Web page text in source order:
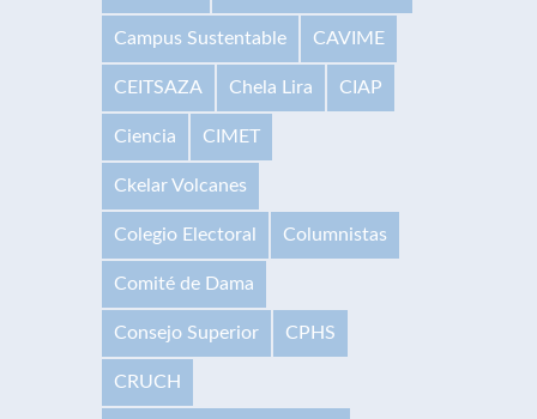
Campus Sustentable CAVIME
CEITSAZA Chela Lira CIAP
Ciencia CIMET
Ckelar Volcanes
Colegio Electoral Columnistas
Comité de Dama
Consejo Superior CPHS
CRUCH